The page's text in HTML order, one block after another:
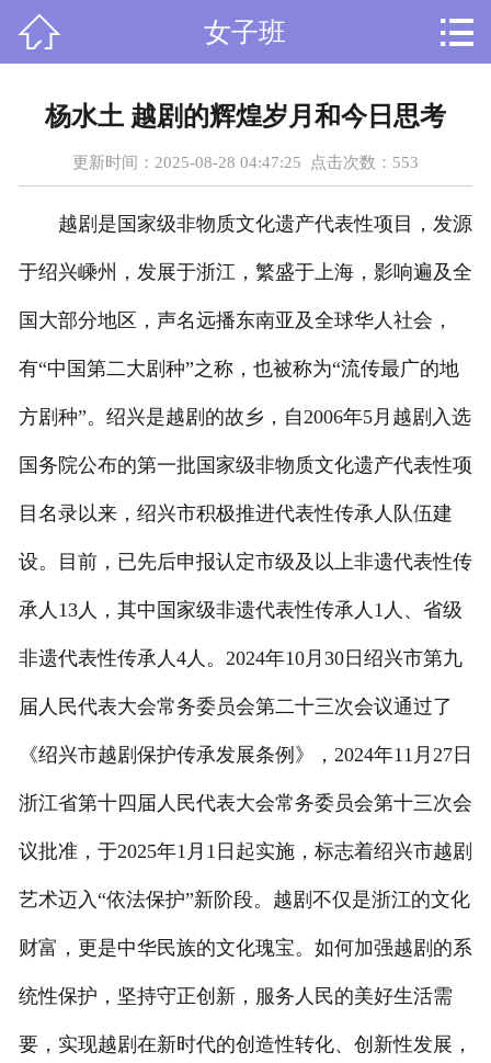
师资力量
在线留言
人才招聘
荣誉资质
 女子班 
杨水土 越剧的辉煌岁月和今日思考
更新时间：2025-08-28 04:47:25 点击次数： 553
越剧是国家级非物质文化遗产代表性项目，发源
于绍兴嵊州，发展于浙江，繁盛于上海，影响遍及全
国大部分地区，声名远播东南亚及全球华人社会，
有“中国第二大剧种”之称，也被称为“流传最广的地
方剧种”。绍兴是越剧的故乡，自2006年5月越剧入选
国务院公布的第一批国家级非物质文化遗产代表性项
目名录以来，绍兴市积极推进代表性传承人队伍建
设。目前，已先后申报认定市级及以上非遗代表性传
承人13人，其中国家级非遗代表性传承人1人、省级
非遗代表性传承人4人。2024年10月30日绍兴市第九
届人民代表大会常务委员会第二十三次会议通过了
《绍兴市越剧保护传承发展条例》，2024年11月27日
浙江省第十四届人民代表大会常务委员会第十三次会
议批准，于2025年1月1日起实施，标志着绍兴市越剧
艺术迈入“依法保护”新阶段。越剧不仅是浙江的文化
财富，更是中华民族的文化瑰宝。如何加强越剧的系
统性保护，坚持守正创新，服务人民的美好生活需
要，实现越剧在新时代的创造性转化、创新性发展，